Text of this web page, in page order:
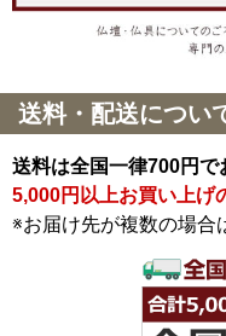
送料・配送につい
送料は全国一律700円で
5,000円以上お買い上げ
※お届け先が複数の場合